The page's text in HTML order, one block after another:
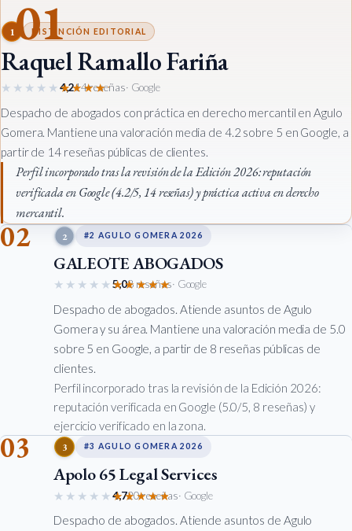
01
1 DISTINCIÓN EDITORIAL
Raquel Ramallo Fariña
★★★★★★★★★★
4,214 reseñas· Google
Despacho de abogados con práctica en derecho mercantil en Agulo
Gomera. Mantiene una valoración media de 4.2 sobre 5 en Google, a
partir de 14 reseñas públicas de clientes.
Perfil incorporado tras la revisión de la Edición 2026: reputación
verificada en Google (4.2/5, 14 reseñas) y práctica activa en derecho
mercantil.
02 2 #2 AGULO GOMERA 2026
GALEOTE ABOGADOS
★★★★★★★★★★
5,08 reseñas· Google
Despacho de abogados. Atiende asuntos de Agulo
Gomera y su área. Mantiene una valoración media de 5.0
sobre 5 en Google, a partir de 8 reseñas públicas de
clientes.
Perfil incorporado tras la revisión de la Edición 2026:
reputación verificada en Google (5.0/5, 8 reseñas) y
ejercicio verificado en la zona.
03 3 #3 AGULO GOMERA 2026
Apolo 65 Legal Services
★★★★★★★★★★
4,720 reseñas· Google
Despacho de abogados. Atiende asuntos de Agulo